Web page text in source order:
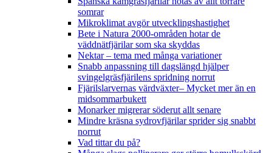
somrar
Mikroklimat avgör utvecklingshastighet
Bete i Natura 2000-områden hotar de
väddnätfjärilar som ska skyddas
Nektar – tema med många variationer
Snabb anpassning till dagslängd hjälper
svingelgräsfjärilens spridning norrut
Fjärilslarvernas värdväxter– Mycket mer än en
midsommarbukett
Monarker migrerar söderut allt senare
Mindre kräsna sydrovfjärilar sprider sig snabbt
norrut
Vad tittar du på?